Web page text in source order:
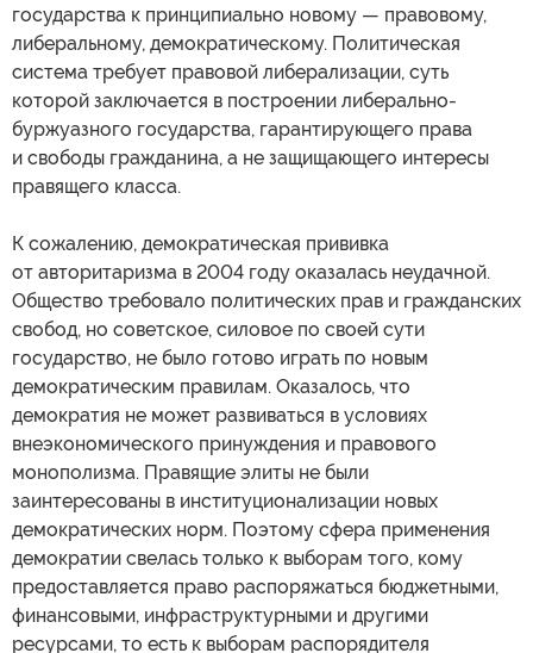
государства к принципиально новому — правовому,
либеральному, демократическому. Политическая
система требует правовой либерализации, суть
которой заключается в построении либерально-
буржуазного государства, гарантирующего права
и свободы гражданина, а не защищающего интересы
правящего класса.
К сожалению, демократическая прививка
от авторитаризма в 2004 году оказалась неудачной.
Общество требовало политических прав и гражданских
свобод, но советское, силовое по своей сути
государство, не было готово играть по новым
демократическим правилам. Оказалось, что
демократия не может развиваться в условиях
внеэкономического принуждения и правового
монополизма. Правящие элиты не были
заинтересованы в институционализации новых
демократических норм. Поэтому сфера применения
демократии свелась только к выборам того, кому
предоставляется право распоряжаться бюджетными,
финансовыми, инфраструктурными и другими
ресурсами, то есть к выборам распорядителя